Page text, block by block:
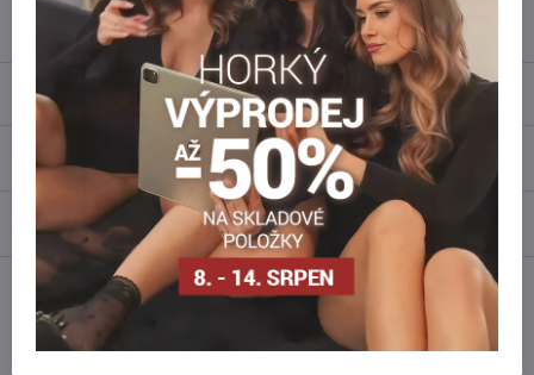
info​@everlady​.eu
Popis
Recenze
Diskuse 0
FacebookTwitter WhatsApp